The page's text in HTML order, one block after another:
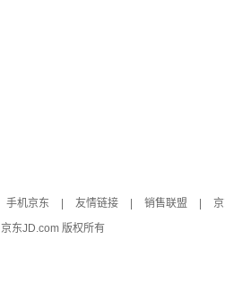
手机京东 友情链接 销售联盟
京东JD.com 版权所有